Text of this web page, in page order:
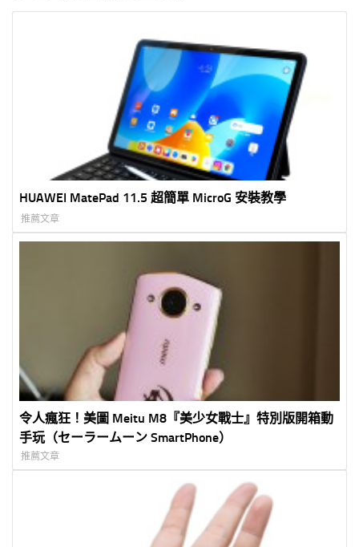
HUAWEI MatePad 11.5 超簡單 MicroG 安裝教學
推薦文章
令人瘋狂！美圖 Meitu M8『美少女戰士』特別版開箱動
手玩（セーラームーン SmartPhone）
推薦文章